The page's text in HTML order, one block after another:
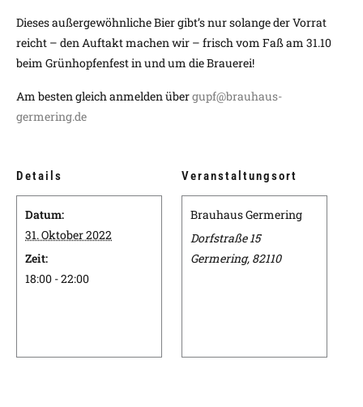
Dieses außergewöhnliche Bier gibt’s nur solange der Vorrat
reicht – den Auftakt machen wir – frisch vom Faß am 31.10
beim Grünhopfenfest in und um die Brauerei!
Am besten gleich anmelden übergupf@brauhaus-
germering.de
Details
Datum:
31. Oktober 2022
Zeit:
18:00 - 22:00
Veranstaltungsort
Brauhaus Germering
Dorfstraße 15
Germering, 82110